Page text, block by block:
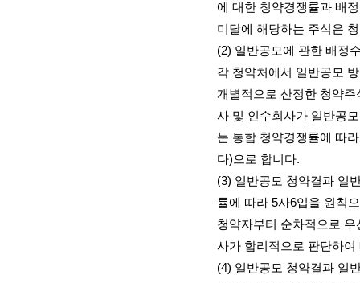
에 대한 청약경쟁률과 배
미달에 해당하는 주식은
(2) 일반공모에 관한 배정
각 청약처에서 일반공모
개별적으로 산정한 청약주
사 및 인수회사가 일반공
눈 통합 청약경쟁률에 따
다)으로 합니다.
(3) 일반공모 청약결과 일
률에 따라 5사6입을 원칙
청약자부터 순차적으로 우
사가 합리적으로 판단하여
(4) 일반공모 청약결과 일